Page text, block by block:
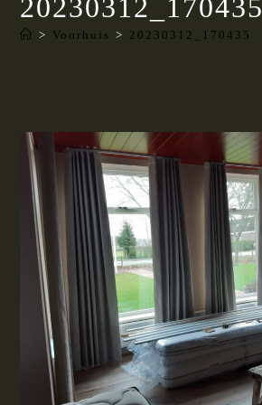
20230312_170435
> Voorhuis > 20230312_170435